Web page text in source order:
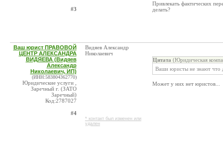
#3
Привлекать фактических
делать?
Ваш юрист ПРАВОВОЙ
ЦЕНТР АЛЕКСАНДРА
ВИДЯЕВА (Видяев
Александр
Николаевич, ИП)
(ИНН:583804362770)
Юридические услуги ,
Заречный г. (ЗАТО
Заречный)
Код:2787027
#4
Видяев Александр
Николаевич
* контакт был изменен или
удален
Цитата (Юридическая
Ваши юристы не знают что
Может у них нет юристов...